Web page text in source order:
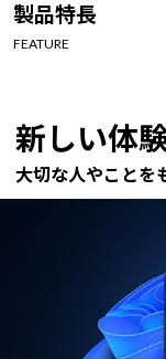
Windows 11
製品特長
FEATURE
新しい体
大切な人やことを